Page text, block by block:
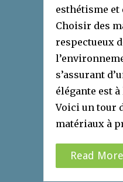
esthétisme
Choisir des
respectueux
s’assurant
élégante est
Voici un tour
matériaux à
Read More